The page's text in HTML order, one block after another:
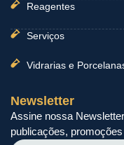
Reagentes
Serviços
Vidrarias e
Newsletter
Assine nossa
publicações,